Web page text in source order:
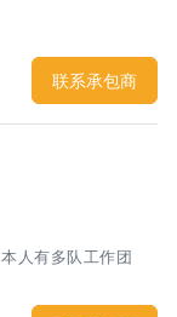
联系承包商
人有多队工作团